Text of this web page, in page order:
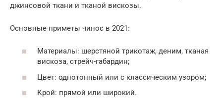
джинсовой ткани и тканой вискозы.
Основные приметы чинос в 2021:
Материалы: шерстяной трикотаж, деним, тканая
вискоза, стрейч-габардин;
Цвет: однотонный или с классическим узором;
Крой: прямой или широкий.